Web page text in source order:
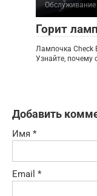
Обслуживание
Горит
Лампочка Check
Узнайте, почему
Добавить
Имя *
Email *